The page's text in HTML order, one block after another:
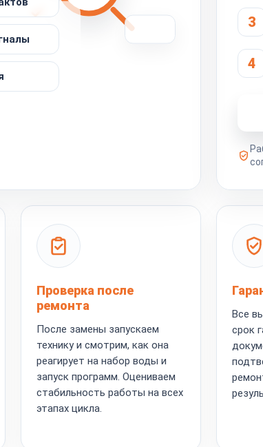
3
4
Проверка после
ремонта
После замены запускаем
технику и смотрим, как она
реагирует на набор воды и
запуск программ. Оцениваем
стабильность работы на всех
этапах цикла.
Все
срок